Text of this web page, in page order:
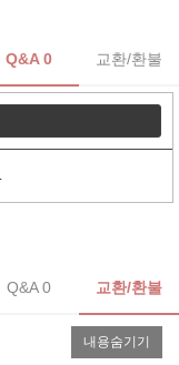
Q&A 0 교환/환불
Q&A 0 교환/환불
내용숨기기